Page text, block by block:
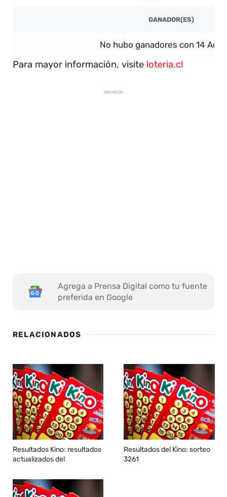
GANADOR(ES)
No hubo ganadores con 14
Para mayor información, visite loteria.cl
ANUNCIOS
Agrega a Prensa Digital como tu fuente
preferida en Google
RELACIONADOS
Resultados Kino: resultados
actualizados del
Resultados del Kino: sorteo
3261